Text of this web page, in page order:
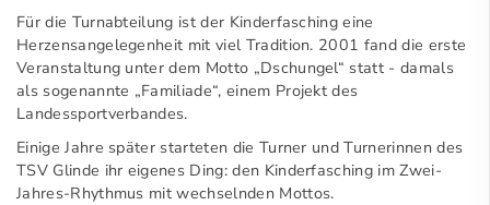
Für die Turnabteilung ist der Kinderfasching eine
Herzensangelegenheit mit viel Tradition. 2001 fand die erste
Veranstaltung unter dem Motto „Dschungel“ statt - damals
als sogenannte „Familiade“, einem Projekt des
Landessportverbandes.
Einige Jahre später starteten die Turner und Turnerinnen des
TSV Glinde ihr eigenes Ding: den Kinderfasching im Zwei-
Jahres-Rhythmus mit wechselnden Mottos.